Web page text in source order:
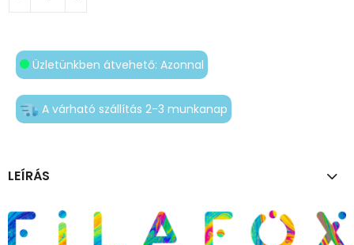
Üzletünkben átvehető: Azonnal
A várható szállítás 2-3 munkanap
LEÍRÁS